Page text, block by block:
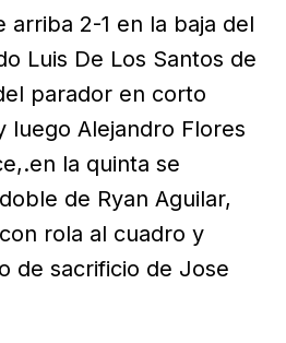
arriba 2-1 en la baja del
Luis De Los Santos de
parador en corto
luego Alejandro Flores
la quinta se
de Ryan Aguilar,
rola al cuadro y
de sacrificio de Jose